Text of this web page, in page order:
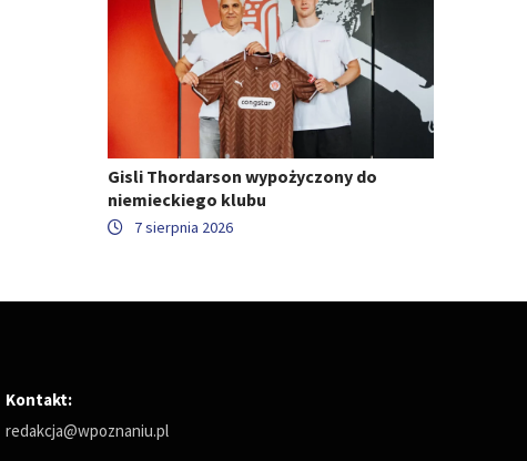
Gisli Thordarson wypożyczony do
niemieckiego klubu
7 sierpnia 2026
Kontakt:
redakcja@wpoznaniu.pl